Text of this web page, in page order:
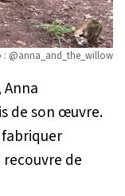
: @anna_and_the_willow
de son œuvre.
fabriquer
recouvre de